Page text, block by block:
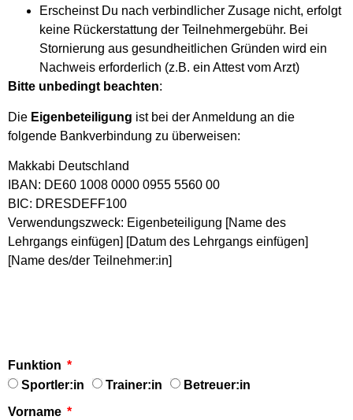
Erscheinst Du nach verbindlicher Zusage nicht, erfolgt
keine Rückerstattung der Teilnehmergebühr. Bei
Stornierung aus gesundheitlichen Gründen wird ein
Nachweis erforderlich (z.B. ein Attest vom Arzt)
Bitte unbedingt beachten:
Die Eigenbeteiligung ist bei der Anmeldung an die
folgende Bankverbindung zu überweisen:
Makkabi Deutschland
IBAN: DE60 1008 0000 0955 5560 00
BIC: DRESDEFF100
Verwendungszweck: Eigenbeteiligung [Name des
Lehrgangs einfügen] [Datum des Lehrgangs einfügen]
[Name des/der Teilnehmer:in]
Funktion
Sportler:in
Trainer:in
Betreuer:in
Vorname